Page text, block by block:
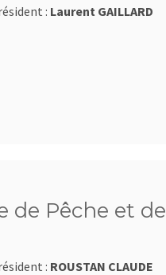
: Laurent GAILLARD
de Pêche et
: ROUSTAN CLAUDE